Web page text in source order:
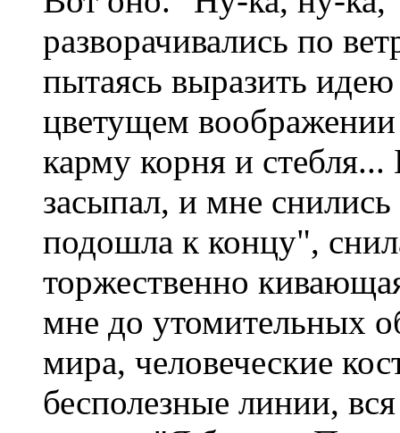
разворачивались по
пытаясь выразить
цветущем
карму корня и
засыпал, и мне
подошла к концу",
торжественно
мне до утомительных
мира, человеческие
бесполезные линии,